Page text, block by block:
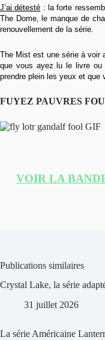
J’ai détesté : la forte
The Dome, le manque de
renouvellement de la série.
The Mist est une série à voir
que vous ayez lu le livre
prendre plein les yeux et que
FUYEZ PAUVRES
VOIR LA
Publications similaires
Crystal Lake, la série
31 juillet 2026
La série Américaine